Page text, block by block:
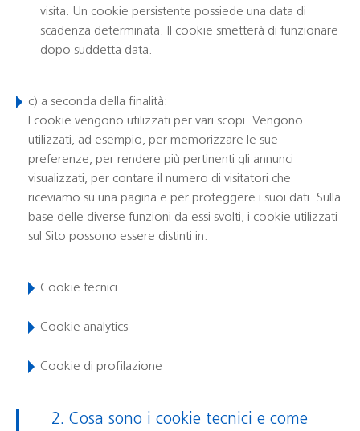
visita. Un cookie persistente possiede una data di
scadenza determinata. Il cookie smetterà di funzionare
dopo suddetta data.
c) a seconda della finalità:
I cookie vengono utilizzati per vari scopi. Vengono
utilizzati, ad esempio, per memorizzare le sue
preferenze, per rendere più pertinenti gli annunci
visualizzati, per contare il numero di visitatori che
riceviamo su una pagina e per proteggere i suoi dati. Sulla
base delle diverse funzioni da essi svolti, i cookie utilizzati
sul Sito possono essere distinti in:
Cookie tecnici
Cookie analytics
Cookie di profilazione
2. Cosa sono i cookie tecnici e come